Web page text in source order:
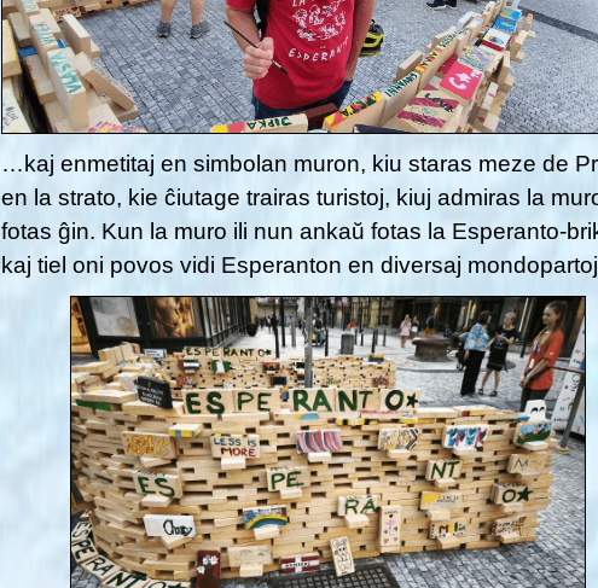
…kaj enmetitaj en simbolan muron, kiu staras meze de
en la strato, kie ĉiutage trairas turistoj, kiuj admiras la
fotas ĝin. Kun la muro ili nun ankaŭ fotas la Esperanto-
kaj tiel oni povos vidi Esperanton en diversaj